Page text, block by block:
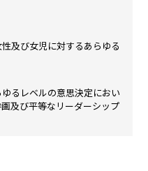
及び女児に対するあらゆる
るレベルの意思決定におい
及び平等なリーダーシップ